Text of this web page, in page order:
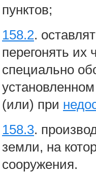
пунктов;
158.2.
перегонять их
специально
(или) при
158.3.
земли, на
сооружения.